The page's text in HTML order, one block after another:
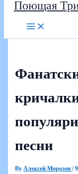
Поющая
песни
ByАлексей Морозов/